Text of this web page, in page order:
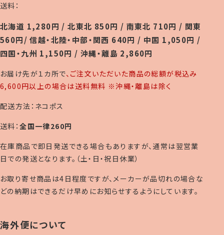
送料：
北海道 1,280円 / 北東北 850円 / 南東北 710円 / 関東
560円/ 信越・北陸・中部・関西 640円 / 中国 1,050円 /
四国・九州 1,150円 / 沖縄・離島 2,860円
お届け先が１カ所で、ご注文いただいた商品の総額が税込み
6,600円以上の場合は送料無料 ※沖縄・離島は除く
配送方法：ネコポス
送料：全国一律260円
在庫商品で即日発送できる場合もありますが、通常は翌営業
日での発送となります。（土・日・祝日休業）
お取り寄せ商品は4日程度ですが、メーカーが品切れの場合な
どの納期はできるだけ早めにお知らせするようにしています。
海外便について